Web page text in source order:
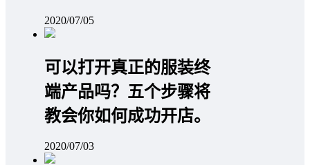
2020/07/05
可以打开真正的服装终
端产品吗？五个步骤将
教会你如何成功开店。
2020/07/03